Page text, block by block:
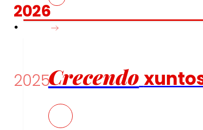
Investidores
Crecendo
2026
2025